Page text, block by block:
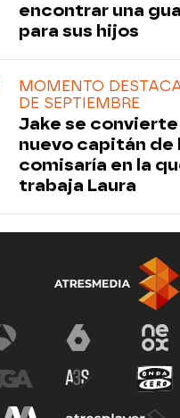
encontrar una
para sus hijos
MOMENTO
DE SEPTIEMBRE
Jake se convierte
nuevo capitán de
comisaría en la
trabaja Laura